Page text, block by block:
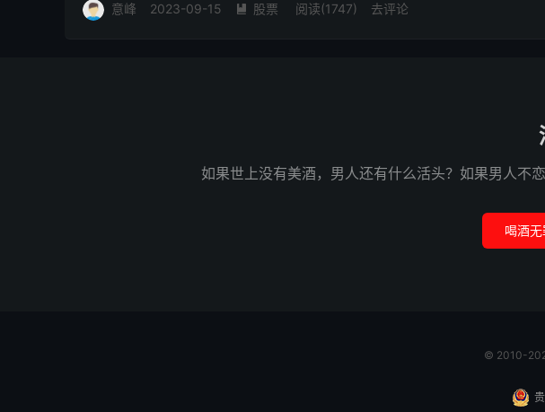
意峰 2023-09-15  股票 阅读(1747) 去评论
如果世上没有美酒，男人还有什么活头？如果男人不
喝酒无
© 2010-